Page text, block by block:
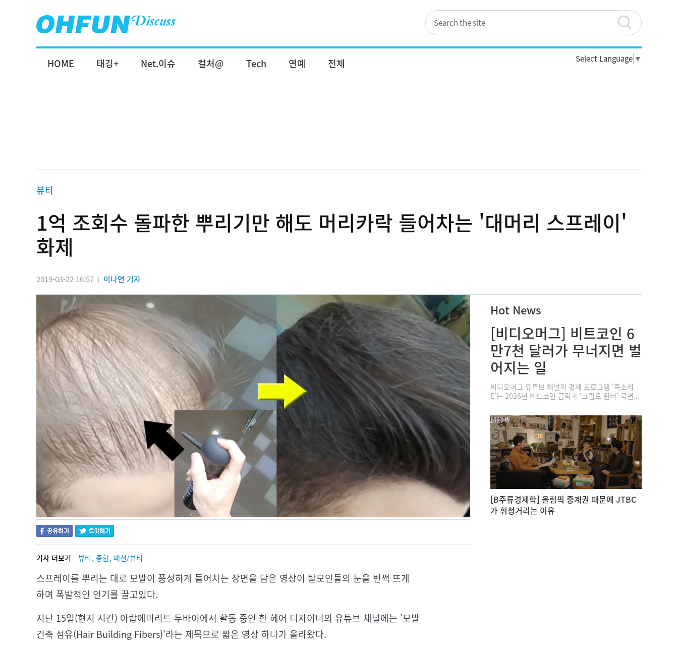
HOME 태깅+ Net.이슈 컬처@ Tech 연예 전체 Select Language ▼
뷰티
1억 조회수 돌파한 뿌리기만 해도 머리카락 들어차는 '대머리 스프레이'
화제
2019-03-22 16:57 | 이나연 기자
기사 더보기 뷰티, 종합, 패션/뷰티
스프레이를 뿌리는 대로 모발이 풍성하게 들어차는 장면을 담은 영상이 탈모인들의 눈을 번쩍 뜨게
하며 폭발적인 인기를 끌고있다.
지난 15일(현지 시간) 아랍에미리트 두바이에서 활동 중인 한 헤어 디자이너의 유튜브 채널에는 '모발
건축 섬유(Hair Building Fibers)'라는 제목으로 짧은 영상 하나가 올라왔다.
Hot News
[비디오머그] 비트코인 6
만7천 달러가 무너지면 벌
어지는 일
비디오머그 유튜브 채널의 경제 프로그램 ‘똑소리
E’는 2026년 비트코인 급락과 ‘크립토 윈터’ 국면...
[B주류경제학] 올림픽 중계권 때문에 JTBC
가 휘청거리는 이유